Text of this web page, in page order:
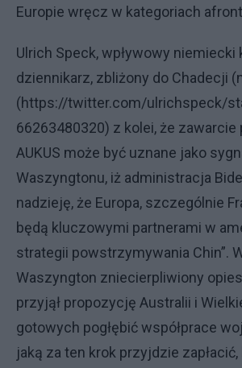
Europie wręcz w kategoriach
Ulrich Speck, wpływowy niemiecki
dziennikarz, zbliżony do Chadecji
(https://twitter.com/ulrichspeck/
66263480320) z kolei, że zawarcie
AUKUS może być uznane jako
Waszyngtonu, iż administracja
nadzieję, że Europa, szczególnie
będą kluczowymi partnerami w
strategii powstrzymywania Chin”.
Waszyngton zniecierpliwiony
przyjął propozycję Australii i
gotowych pogłębić współprace
jaką za ten krok przyjdzie